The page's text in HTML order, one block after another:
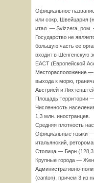
Официальное
или сокр. Швейцария
итал. — Svizzera, ром.
Государство не
большую часть ее
входит в Шенгенскую
ЕАСТ (Европейской
Месторасположение —
выхода к морю,
Австрией и
Площадь территории
Численность
1,3 млн. иностранцев.
Средняя плотность
Официальные языки —
итальянский,
Столица — Берн (128,3
Крупные города —
Административно-
(canton), причем 3 из